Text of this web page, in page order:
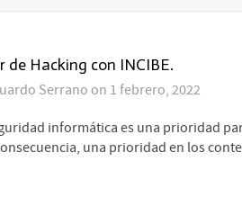
de Hacking con INCIBE.
Serrano on 1 febrero, 2022
informática es una prioridad
una prioridad en los